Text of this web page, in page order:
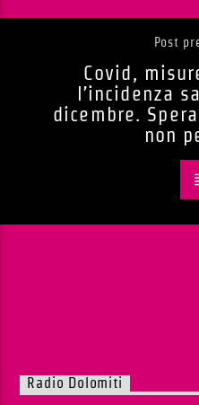
Post
Covid,
l’incidenza
dicembre.
non
Radio Dolomiti